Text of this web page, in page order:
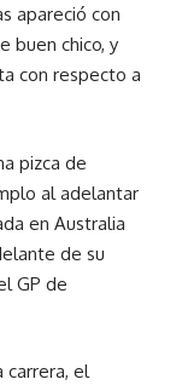
apareció con
buen chico, y
con respecto a
pizca de
al adelantar
en Australia
de su
GP de
carrera, el